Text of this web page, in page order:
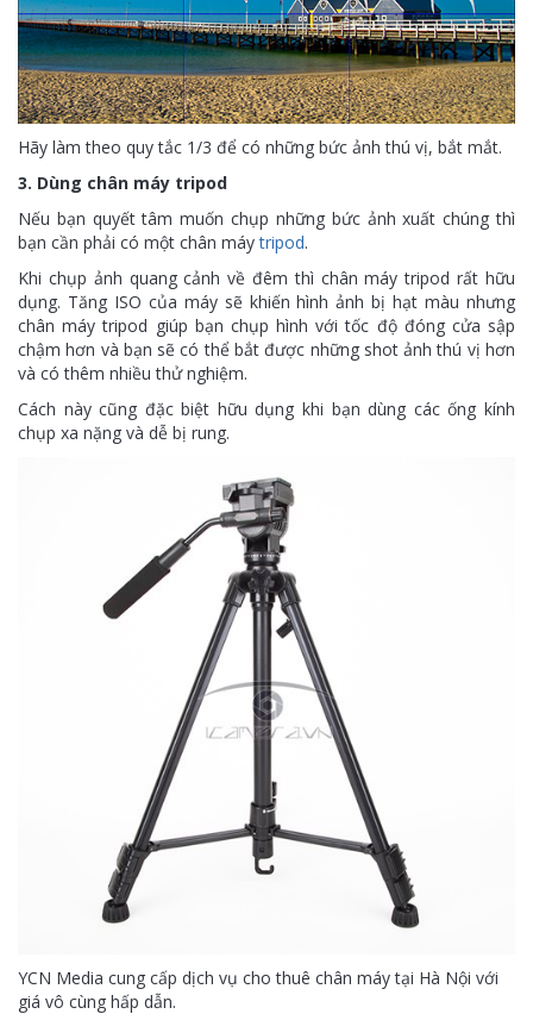
Hãy làm theo quy tắc 1/3 để có những bức ảnh thú vị, bắt mắt.
3. Dùng chân máy tripod
Nếu bạn quyết tâm muốn chụp những bức ảnh xuất chúng thì
bạn cần phải có một chân máytripod.
Khi chụp ảnh quang cảnh về đêm thì chân máy tripod rất hữu
dụng. Tăng ISO của máy sẽ khiến hình ảnh bị hạt màu nhưng
chân máy tripod giúp bạn chụp hình với tốc độ đóng cửa sập
chậm hơn và bạn sẽ có thể bắt được những shot ảnh thú vị hơn
và có thêm nhiều thử nghiệm.
Cách này cũng đặc biệt hữu dụng khi bạn dùng các ống kính
chụp xa nặng và dễ bị rung.
YCN Media cung cấp dịch vụ cho thuê chân máy tại Hà Nội với
giá vô cùng hấp dẫn.